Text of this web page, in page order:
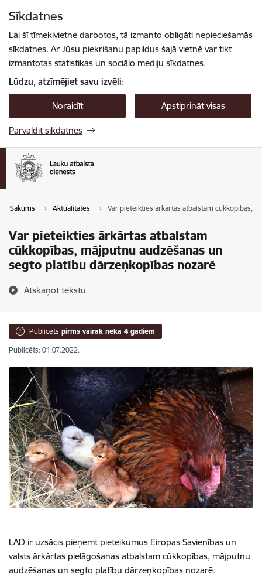
Sīkdatnes
Lai šī tīmekļvietne darbotos, tā izmanto obligāti nepieciešamās
sīkdatnes. Ar Jūsu piekrišanu papildus šajā vietnē var tikt
izmantotas statistikas un sociālo mediju sīkdatnes.
Lūdzu, atzīmējiet savu izvēli:
Noraidīt Apstiprināt visas
Pārvaldīt sīkdatnes
Sākums Aktualitātes Var pieteikties ārkārtas atbalstam cūkkopības,
Var pieteikties ārkārtas atbalstam
cūkkopības, mājputnu audzēšanas un
segto platību dārzeņkopības nozarē
Atskaņot tekstu
Publicēts pirms vairāk nekā 4 gadiem
Publicēts: 01.07.2022.
LAD ir uzsācis pieņemt pieteikumus Eiropas Savienības un
valsts ārkārtas pielāgošanas atbalstam cūkkopības, mājputnu
audzēšanas un segto platību dārzeņkopības nozarē.